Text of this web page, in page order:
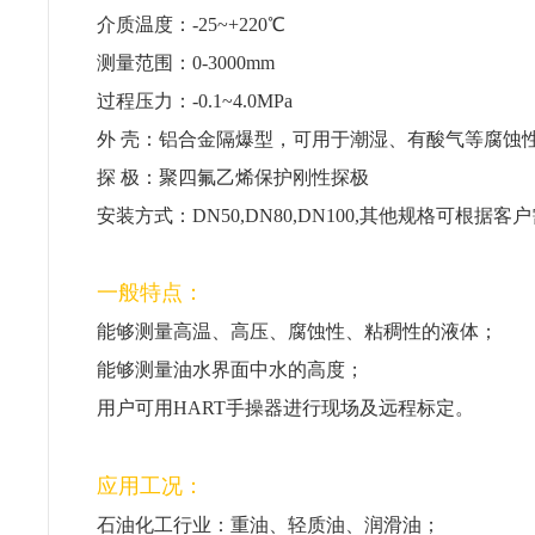
介质温度：-25~+220℃
测量范围：0-3000mm
过程压力：-0.1~4.0MPa
外 壳：铝合金隔爆型，可用于潮湿、有酸气等腐蚀
探 极：聚四氟乙烯保护刚性探极
安装方式：DN50,DN80,DN100,其他规格可根据客户
一般特点：
能够测量高温、高压、腐蚀性、粘稠性的液体；
能够测量油水界面中水的高度；
用户可用HART手操器进行现场及远程标定。
应用工况：
石油化工行业：重油、轻质油、润滑油；